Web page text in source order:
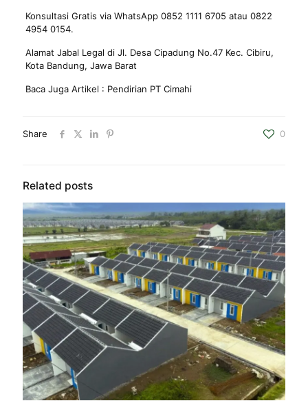
Konsultasi Gratis via WhatsApp 0852 1111 6705 atau 0822
4954 0154.
Alamat Jabal Legal di Jl. Desa Cipadung No.47 Kec. Cibiru,
Kota Bandung, Jawa Barat
Baca Juga Artikel : Pendirian PT Cimahi
Share 0
Related posts